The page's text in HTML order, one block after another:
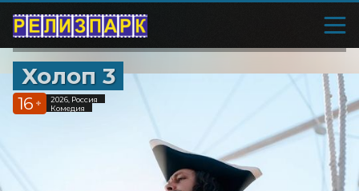
Холоп 3
16 +
2026, Россия
Комедия